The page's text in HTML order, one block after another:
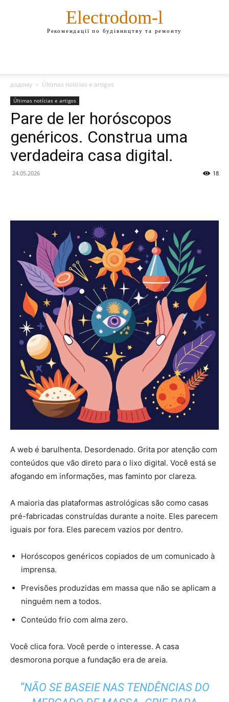
Electrodom-l
Рекомендації по будівництву та ремонту
додому Últimas notícias e artigos
Últimas notícias e artigos
Pare de ler horóscopos
genéricos. Construa uma
verdadeira casa digital.
24.05.2026 18
A web é barulhenta. Desordenado. Grita por atenção com
conteúdos que vão direto para o lixo digital. Você está se
afogando em informações, mas faminto por clareza.
A maioria das plataformas astrológicas são como casas
pré-fabricadas construídas durante a noite. Eles parecem
iguais por fora. Eles parecem vazios por dentro.
Horóscopos genéricos copiados de um comunicado à
imprensa.
Previsões produzidas em massa que não se aplicam a
ninguém nem a todos.
Conteúdo frio com alma zero.
Você clica fora. Você perde o interesse. A casa
desmorona porque a fundação era de areia.
“NÃO SE BASEIE NAS TENDÊNCIAS DO